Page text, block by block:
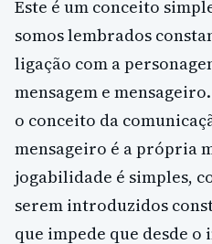
Este é um conceito
somos lembrados
ligação com a
mensagem e
o conceito da
mensageiro é a própria
jogabilidade é simples,
serem introduzidos
que impede que desde